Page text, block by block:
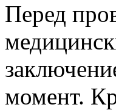
Перед
момент.